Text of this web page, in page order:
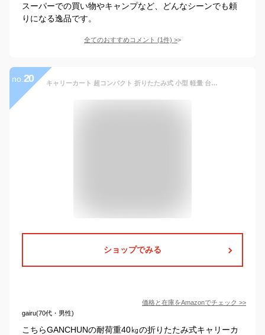
スーパーでの買い物やキャンプなど、どんなシーンでも頼
りになる逸品です。
全てのおすすめコメント (1件) >
no. 20 キャリーカート 超コンパクト 折りたたみ式 小型 軽量 台車 ハンドル3段階調整 耐荷重40KG 2輪 静音 ハンドキャリー 固定ロープ＆収納袋付き
ショップでみる
価格と在庫をAmazonでチェック >>
gairu(70代・男性)
こちらGANCHUNの耐荷重40㎏の折りたたみ式キャリーカ